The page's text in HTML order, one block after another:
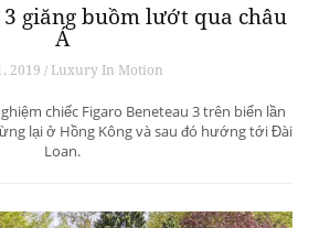
3 giăng buồm lướt qua châu
Á
2019 / Luxury In Motion
chiếc Figaro Beneteau 3 trên biển lần
lại ở Hồng Kông và sau đó hướng tới Đài
Loan.